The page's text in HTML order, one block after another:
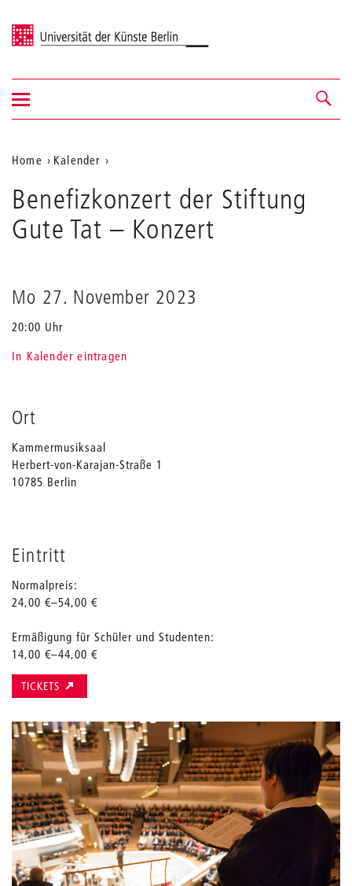
Universität der Künste Berlin
Navigation &
Suche
Navigation
ein-/ausblenden
Aktuelle
Position
auf
der
Home
Kalender
Stiftung
Gute
Benefizkonzert der Stiftung
Gute Tat – Konzert
Mo 27. November 2023
20:00 Uhr
In Kalender eintragen
Ort
Kammermusiksaal
Herbert-von-Karajan-Straße 1
10785 Berlin
Eintritt
Normalpreis:
24,00 €–54,00 €
Ermäßigung für Schüler und Studenten:
14,00 €–44,00 €
TICKETS